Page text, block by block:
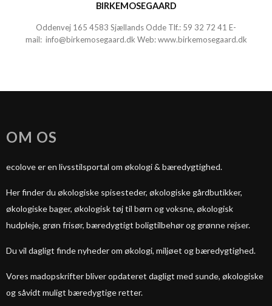
BIRKEMOSEGAARD
Oddenvej 165 4583 Sjællands Odde Tlf.: 59 32 72 41 E-
mail: info@birkemosegaard.dk Web:www.birkemosegaard.dk
OM OS
ecolove er en livsstilsportal om økologi & bæredygtighed.
Her finder du økologiske spisesteder, økologiske gårdbutikker,
økologiske bager, økologisk tøj til børn og voksne, økologisk
hudpleje, grøn frisør, bæredygtigt boligtilbehør og grønne rejser.
Du vil dagligt finde nyheder om økologi, miljøet og bæredygtighed.
Vores madopskrifter bliver opdateret dagligt med sunde, økologiske
og såvidt muligt bæredygtige retter.